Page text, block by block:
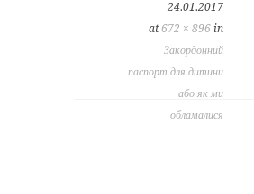
24.01.2017
at 672 × 896 in
Закордонний
паспорт для дитини
або як ми
обламалися